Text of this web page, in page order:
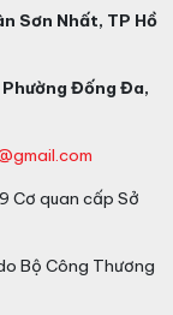
Sơn Nhất, TP Hồ
Phường Đống Đa,
Cơ quan cấp Sở
Bộ Công Thương